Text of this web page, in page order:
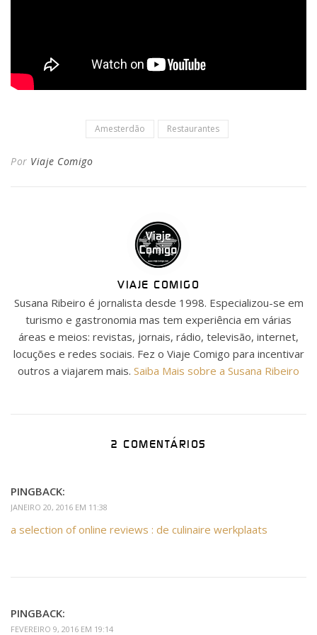
Amesterdão Restaurantes
Por Viaje Comigo
VIAJE COMIGO
Susana Ribeiro é jornalista desde 1998. Especializou-se em
turismo e gastronomia mas tem experiência em várias
áreas e meios: revistas, jornais, rádio, televisão, internet,
locuções e redes sociais. Fez o Viaje Comigo para incentivar
outros a viajarem mais. Saiba Mais sobre a Susana Ribeiro
2 COMENTÁRIOS
PINGBACK:
JANEIRO 20, 2016 EM 11:38
a selection of online reviews : de culinaire werkplaats
PINGBACK:
FEVEREIRO 9, 2016 EM 19:14